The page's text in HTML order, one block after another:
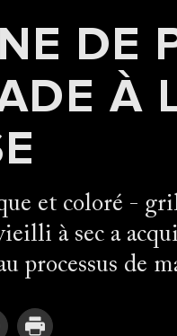
DE
À
et coloré -
à sec a
processus de